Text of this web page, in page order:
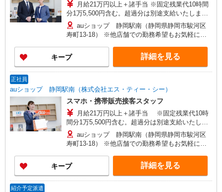
月給21万円以上＋諸手当 ※固定残業代10時間
分1万5,500円含む。超過分は別途支給いたしま
す。 【年収例】 年収400万円（月給25万円×12ヶ
月＋諸手当）/25歳 経験3年 年収440万円（月給
28万円×12ヶ月＋諸手当）/29歳店頭フロア責任
者 経験5年 年収480万円（月給31万円×12ヶ月
＋諸手当）/30歳店長職 経験5年
auショップ 静岡駅南（静岡県静岡市駿河区
寿町13-18） ※他店舗での勤務希望もお気軽にご
所
キープ 詳細を見る
正社員
auショップ 静岡駅南（株式会社エス・ティー・シー）
スマホ・携帯販売接客スタッフ
月給21万円以上＋諸手当 ※固定残業代10時
間分1万5,500円含む。超過分は別途支給いたしま
す。 【年収例】 年収400万円（月給25万円×12ヶ
月＋諸手当）/25歳 経験3年 年収440万円（月給
28万円×12ヶ月＋諸手当）/29歳店頭フロア責任
者 経験5年 年収480万円（月給31万円×12ヶ月
＋諸手当）/30歳店長職 経験5年
auショップ 静岡駅南（静岡県静岡市駿河区
寿町13-18） ※他店舗での勤務希望もお気軽にご
所
キープ 詳細を見る
紹介予定派遣